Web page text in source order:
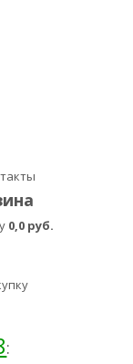
0,0 руб.
: